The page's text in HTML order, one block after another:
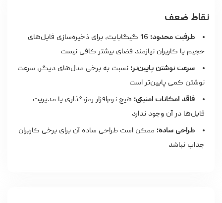
نقاط ضعف
ظرفیت محدود:
16 گیگابایت، برای ذخیره‌سازی فایل‌های
حجیم یا کاربران نیازمند فضای بیشتر کافی نیست
سرعت نوشتن پایین‌تر: نسبت به برخی مدل‌های دیگر، سرعت
نوشتن کمی پایین‌تر است
فاقد امکانات امنیتی: هیچ نرم‌افزار رمزگذاری یا مدیریت
فایل‌ها در آن وجود ندارد
طراحی ساده: ممکن است طراحی ساده آن برای برخی کاربران
جذاب نباشد